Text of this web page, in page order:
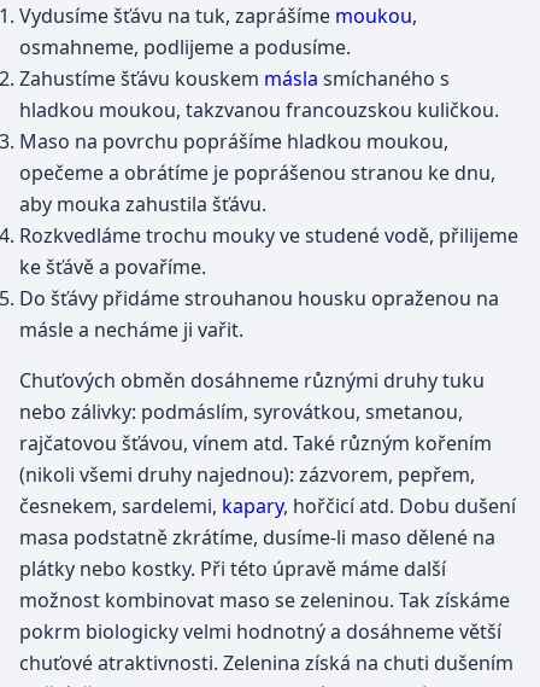
Vydusíme šťávu na tuk, zaprášíme moukou,
osmahneme, podlijeme a podusíme.
Zahustíme šťávu kouskem másla smíchaného s
hladkou moukou, takzvanou francouzskou kuličkou.
Maso na povrchu poprášíme hladkou moukou,
opečeme a obrátíme je poprášenou stranou ke dnu,
aby mouka zahustila šťávu.
Rozkvedláme trochu mouky ve studené vodě, přilijeme
ke šťávě a povaříme.
Do šťávy přidáme strouhanou housku opraženou na
másle a necháme ji vařit.
Chuťových obměn dosáhneme různými druhy tuku
nebo zálivky: podmáslím, syrovátkou, smetanou,
rajčatovou šťávou, vínem atd. Také různým kořením
(nikoli všemi druhy najednou): zázvorem, pepřem,
česnekem, sardelemi, kapary, hořčicí atd. Dobu dušení
masa podstatně zkrátíme, dusíme-li maso dělené na
plátky nebo kostky. Při této úpravě máme další
možnost kombinovat maso se zeleninou. Tak získáme
pokrm biologicky velmi hodnotný a dosáhneme větší
chuťové atraktivnosti. Zelenina získá na chuti dušením